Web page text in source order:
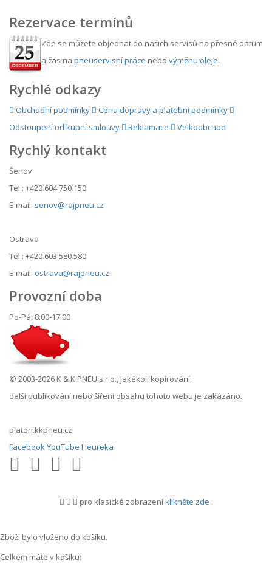
Rezervace termínů
Zde se můžete objednat do našich servisů na přesné datum
a čas na pneuservisní práce nebo výměnu oleje.
Rychlé odkazy
Obchodní podmínky
Cena dopravy a platební podmínky
Odstoupení od kupní smlouvy
Reklamace Velkoobchod
Rychlý kontakt
Šenov
Tel.: +420 604 750 150
E-mail: senov@rajpneu.cz
Ostrava
Tel.: +420 603 580 580
E-mail: ostrava@rajpneu.cz
Provozní doba
Po-Pá, 8:00-17:00
© 2003-2026 K & K PNEU s.r.o., Jakékoli kopírování,
další publikování nebo šíření obsahu tohoto webu je zakázáno.
platon.kkpneu.cz
FacebookYouTube Heureka
pro klasické zobrazeníklikněte zde .
Zboží bylo vloženo do košíku.
Celkem máte v košíku: